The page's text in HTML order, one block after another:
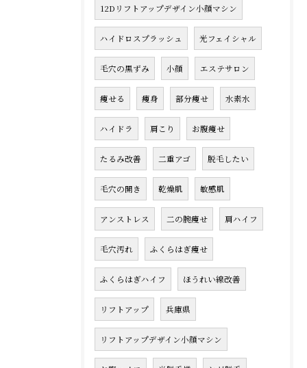
12Dリフトアップデザイン小顔マシン
ハイドロスプラッシュ 光フェイシャル
毛穴の黒ずみ 小顔 エステサロン
痩せる 痩身 部分痩せ 水素水
ハイドラ 肩こり お腹痩せ
たるみ改善 二重アゴ 脱毛したい
毛穴の開き 乾燥肌 敏感肌
アンストレス 二の腕痩せ 肩ハイフ
毛穴汚れ ふくらはぎ痩せ
ふくらはぎハイフ ほうれい線改善
リフトアップ 兵庫県
リフトアップデザイン小顔マシン